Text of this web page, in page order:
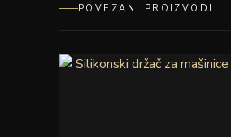
POVEZANI PROIZVODI